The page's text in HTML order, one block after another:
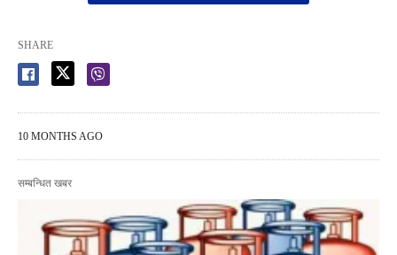
SHARE
10 MONTHS AGO
सम्बन्धित खबर